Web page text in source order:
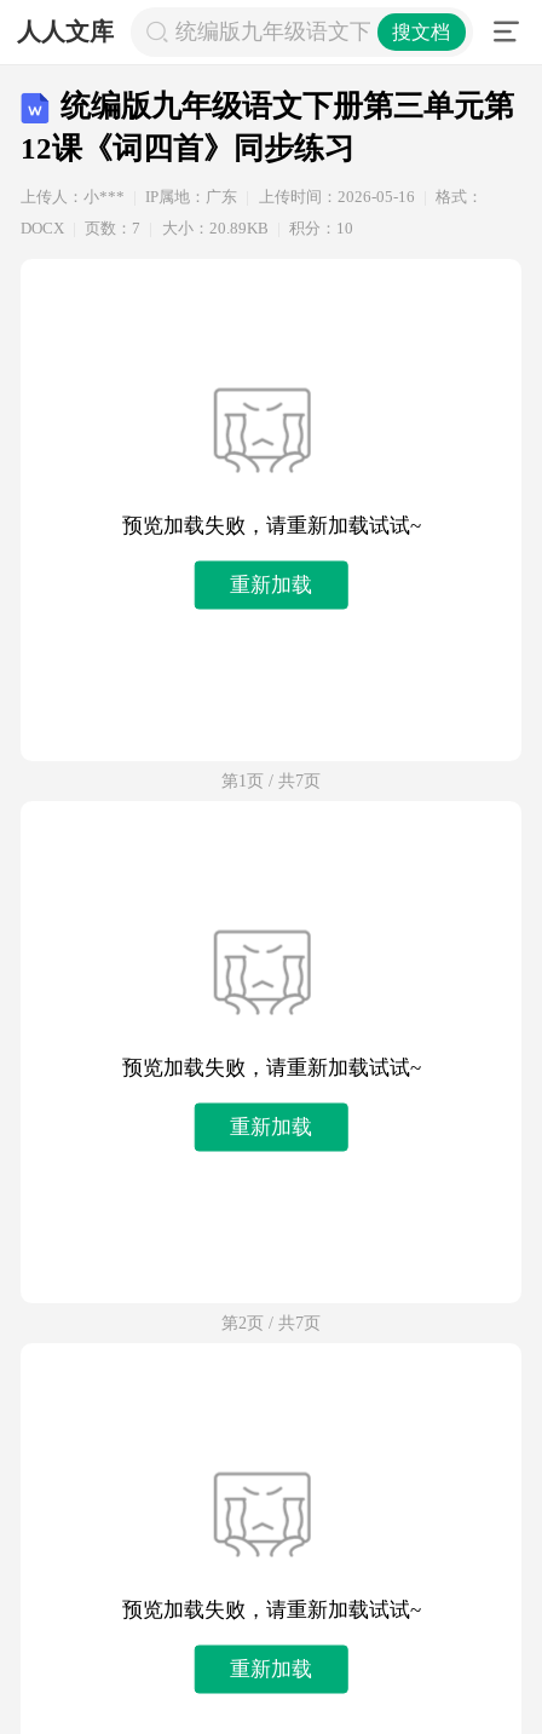
人人文库 统编版九年级语文下册第三单元第12
搜文档
统编版九年级语文下册第三单元第
12课《词四首》同步练习
上传人：小*** IP属地：广东 上传时间：2026-05-16
格式：
DOCX
页数：7 大小：20.89KB 积分：10
预览加载失败，请重新加载试试~
重新加载
第1页 / 共7页
预览加载失败，请重新加载试试~
重新加载
第2页 / 共7页
预览加载失败，请重新加载试试~
重新加载